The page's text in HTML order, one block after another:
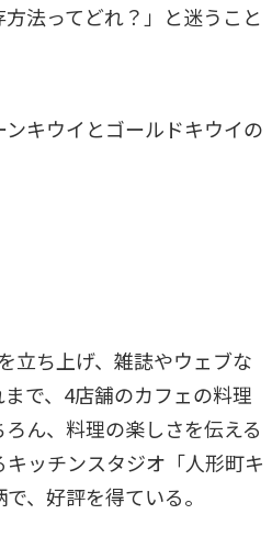
法ってどれ？」と迷うこと
キウイとゴールドキウイの
立ち上げ、雑誌やウェブな
で、4店舗のカフェの料理
ん、料理の楽しさを伝える
ッチンスタジオ「人形町キ
、好評を得ている。